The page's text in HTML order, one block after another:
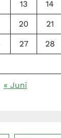
13 14
20 21
27 28
« Juni